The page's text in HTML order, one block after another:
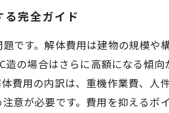
る完全ガイド
です。解体費用は建物の規模
の場合はさらに高額になる傾
費用の内訳は、重機作業費、
意が必要です。費用を抑える